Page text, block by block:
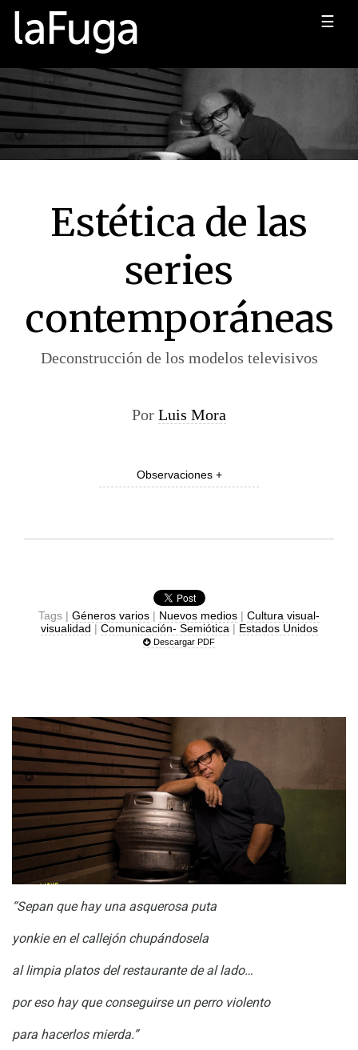
☰
Estética de las
series
contemporáneas
Deconstrucción de los modelos televisivos
Por Luis Mora
Observaciones +
Tags | Géneros varios | Nuevos medios | Cultura visual-
visualidad | Comunicación- Semiótica | Estados Unidos
Descargar PDF
“Sepan que hay una asquerosa puta
yonkie en el callejón chupándosela
al limpia platos del restaurante de al lado…
por eso hay que conseguirse un perro violento
para hacerlos mierda.”